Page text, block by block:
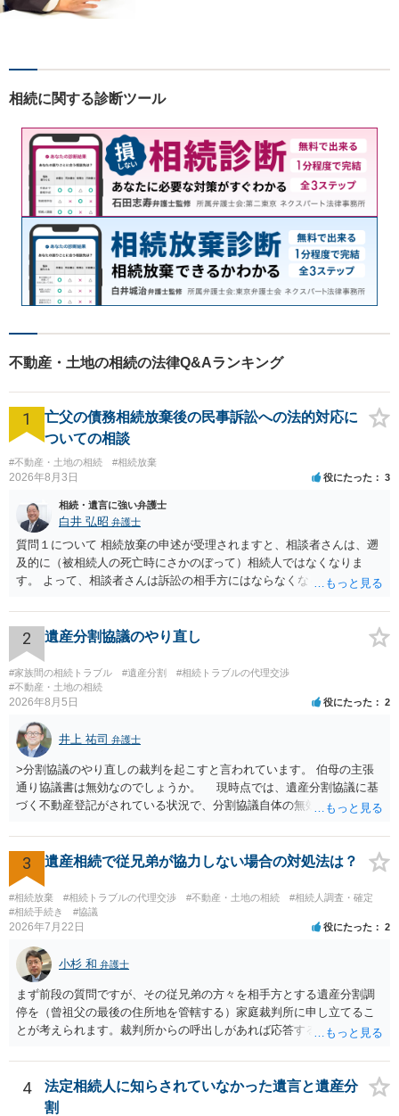
のフットワークで迅速な事件
相続に関する診断ツール
不動産・土地の相続の法律Q&Aランキング
1
亡父の債務相続放棄後の民事訴訟への法的対応に
ついての相談
#不動産・土地の相続 #相続放棄
2026年8月3日 役にたった 3
相続・遺言に強い弁護士
白井 弘昭 弁護士
質問１について 相続放棄の申述が受理されますと、相談者さんは、遡
及的に（被相続人の死亡時にさかのぼって）相続人ではなくなりま
す。 よって、相談者さんは訴訟の相手方にはならなくなるので（明け
理証明を家庭裁判所で取得し、コピーを答弁書に添えて裁判所に提出
してください。 質問２について 請求棄却を求める答弁書を提出すれ
ば、第１回期日は出席する必要がありません。その日は差支え（用事
があり出席できない）との記載で十分です。 質問３について 弁護士で
はないので、ｍｉｎｔｓでの提出の必要は無いと思います。郵送（期
限までに届けばよい）で十分です。 詳細は、書面記載の裁判所書記官
にお問い合わせください。 以上、ご参考まで。
2 遺産分割協議のやり直し
#家族間の相続トラブル #遺産分割
#相続トラブルの代理交渉
#不動産・土地の相続
2026年8月5日 役にたった 2
井上 祐司 弁護士
>分割協議のやり直しの裁判を起こすと言われています。 伯母の主張
通り協議書は無効なのでしょうか。 現時点では、遺産分割協議に基
づく不動産登記がされている状況で、分割協議自体の無効を裁判所が
方の訴訟の主張及び立証次第ですが、 ・御祖母様の認知能力に関する
医師の意見書、筆跡鑑定 が提出されればその効力が否定される可能性
はありますが、 ・伯母様自身が分割協議に加わっていること ・御祖母
様の意に反する遺産分割協議を行う実益が誰にあったかの立証が困難
であること からすると、実際に遺産分割協議の効力が否定される可能
性はそれほど高くない（立証のハードルは非常に高い）ということが
言えると思います。
3 遺産相続で従兄弟が協力しない場合の対処法は？
#相続放棄 #相続トラブルの代理交渉 #不動産・土地の相続
#相続人調査・確定
#相続手続き
#協議
2026年7月22日 役にたった 2
小杉 和 弁護士
まず前段の質問ですが、その従兄弟の方々を相手方とする遺産分割調
停を（曾祖父の最後の住所地を管轄する）家庭裁判所に申し立てるこ
とが考えられます。裁判所からの呼出しがあれば応答する可能性がま
能と思われます。時間が思った以上にないので必要書類をてきぱきと
揃える必要があります。その点是非御注意ください。
4
法定相続人に知らされていなかった遺言と遺産分
割